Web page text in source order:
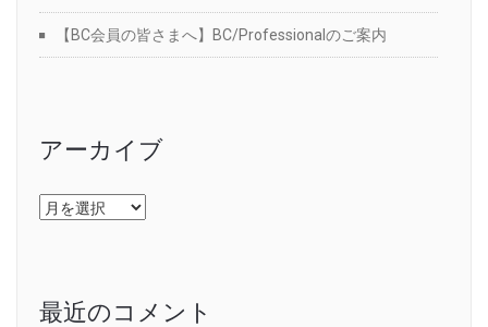
【BC会員の皆さまへ】BC/Professionalのご案内
アーカイブ
ア
ー
最近のコメント